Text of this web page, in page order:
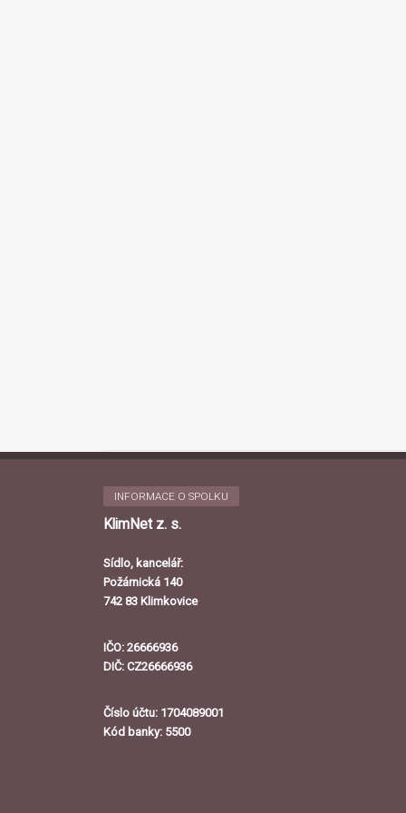
INFORMACE O SPOLKU
KlimNet z. s.
Sídlo, kancelář:
Požárnická 140
742 83 Klimkovice
IČO: 26666936
DIČ: CZ26666936
Číslo účtu: 1704089001
Kód banky: 5500